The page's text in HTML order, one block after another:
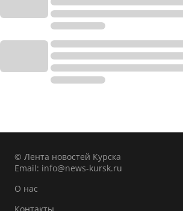
© Лента новостей Курска
Email: info@news-kursk.ru
О нас